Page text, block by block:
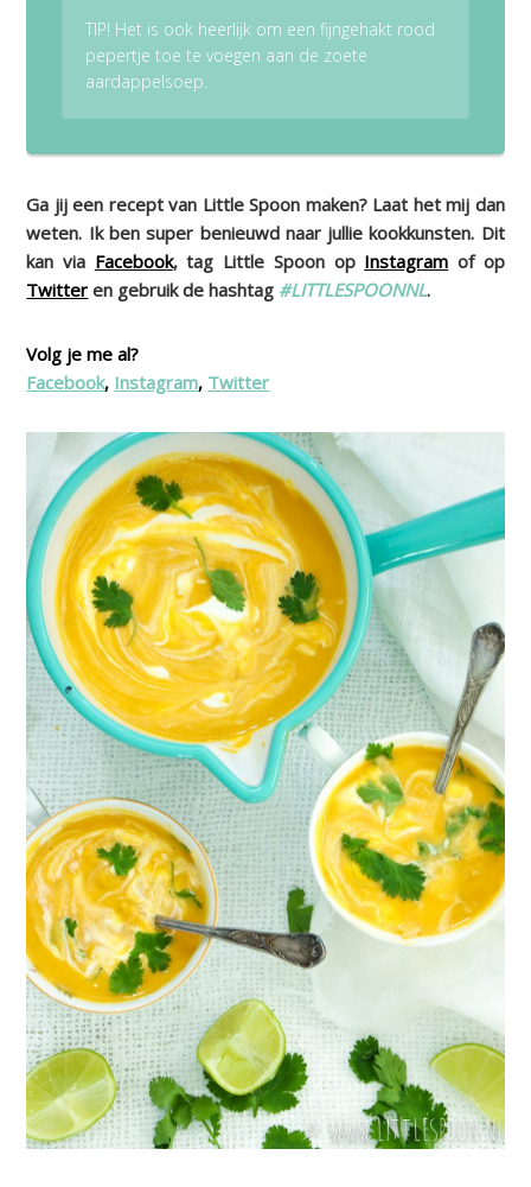
TIP! Het is ook heerlijk om een fijngehakt rood
pepertje toe te voegen aan de zoete
aardappelsoep.
Ga jij een recept van Little Spoon maken? Laat het mij dan
weten. Ik ben super benieuwd naar jullie kookkunsten. Dit
kan via Facebook, tag Little Spoon op Instagram of op
Twitter en gebruik de hashtag #LITTLESPOONNL.
Volg je me al?
Facebook, Instagram, Twitter